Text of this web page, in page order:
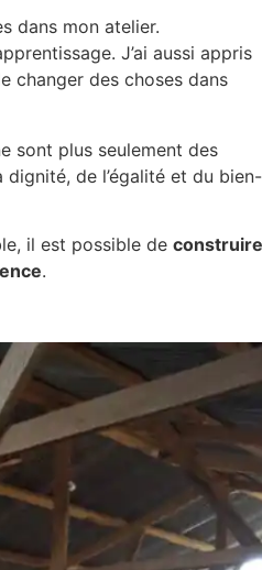
dans mon atelier.
J’ai aussi appris
changer des choses dans
sont plus seulement des
dignité, de l’égalité et du
il est possible de
.